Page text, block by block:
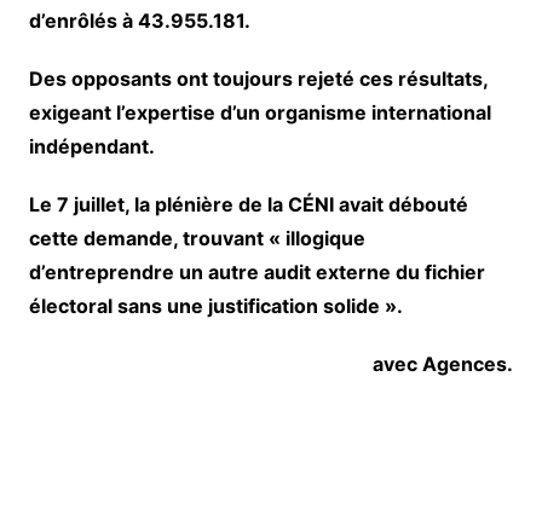
d’enrôlés à 43.955.181.
Des opposants ont toujours rejeté ces résultats,
exigeant l’expertise d’un organisme international
indépendant.
Le 7 juillet, la plénière de la CÉNI avait débouté
cette demande, trouvant « illogique
d’entreprendre un autre audit externe du fichier
électoral sans une justification solide ».
avec Agences.